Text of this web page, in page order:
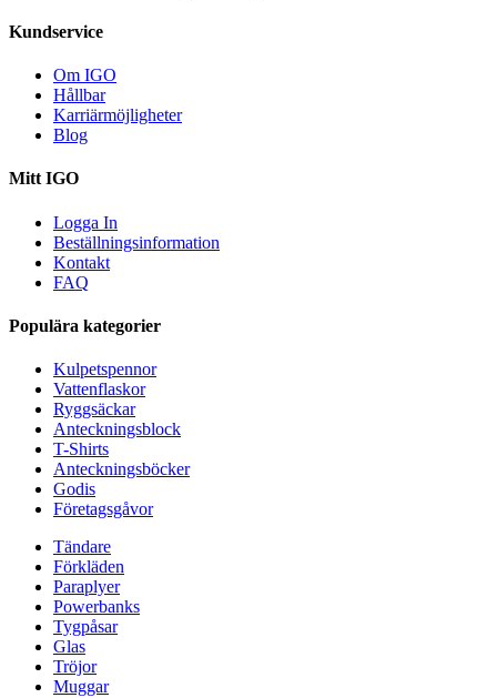
Kundservice
Om IGO
Hållbar
Karriärmöjligheter
Blog
Mitt IGO
Logga In
Beställningsinformation
Kontakt
FAQ
Populära kategorier
Kulpetspennor
Vattenflaskor
Ryggsäckar
Anteckningsblock
T-Shirts
Anteckningsböcker
Godis
Företagsgåvor
Tändare
Förkläden
Paraplyer
Powerbanks
Tygpåsar
Glas
Tröjor
Muggar